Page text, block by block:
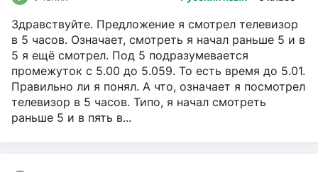
Здравствуйте. Предложение я смотрел телевизор
в 5 часов. Означает, смотреть я начал раньше 5 и в
5 я ещё смотрел. Под 5 подразумевается
промежуток с 5.00 до 5.059. То есть время до 5.01.
Правильно ли я понял. А что, означает я посмотрел
телевизор в 5 часов. Типо, я начал смотреть
раньше 5 и в пять в...